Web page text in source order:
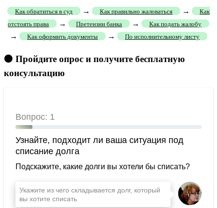
Как обратиться в суд → Как правильно жаловаться →
Как
отстоять права
→ Претензии банка → Как подать жалобу
→ Как оформить документы → По исполнительному листу
🟠 Пройдите опрос и получите бесплатную
консультацию